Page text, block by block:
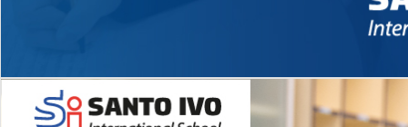
Novidades 2026 High School